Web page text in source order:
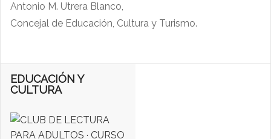
Antonio M. Utrera Blanco,
Concejal de Educación, Cultura y Turismo.
EDUCACIÓN Y
CULTURA